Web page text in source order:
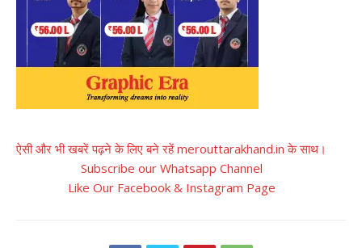
ऐसी और भी खबरें पढ़ने के लिए बने रहें merouttarakhand.in के साथ।
Subscribe our Whatsapp Channel
Like Our Facebook & Instagram Page